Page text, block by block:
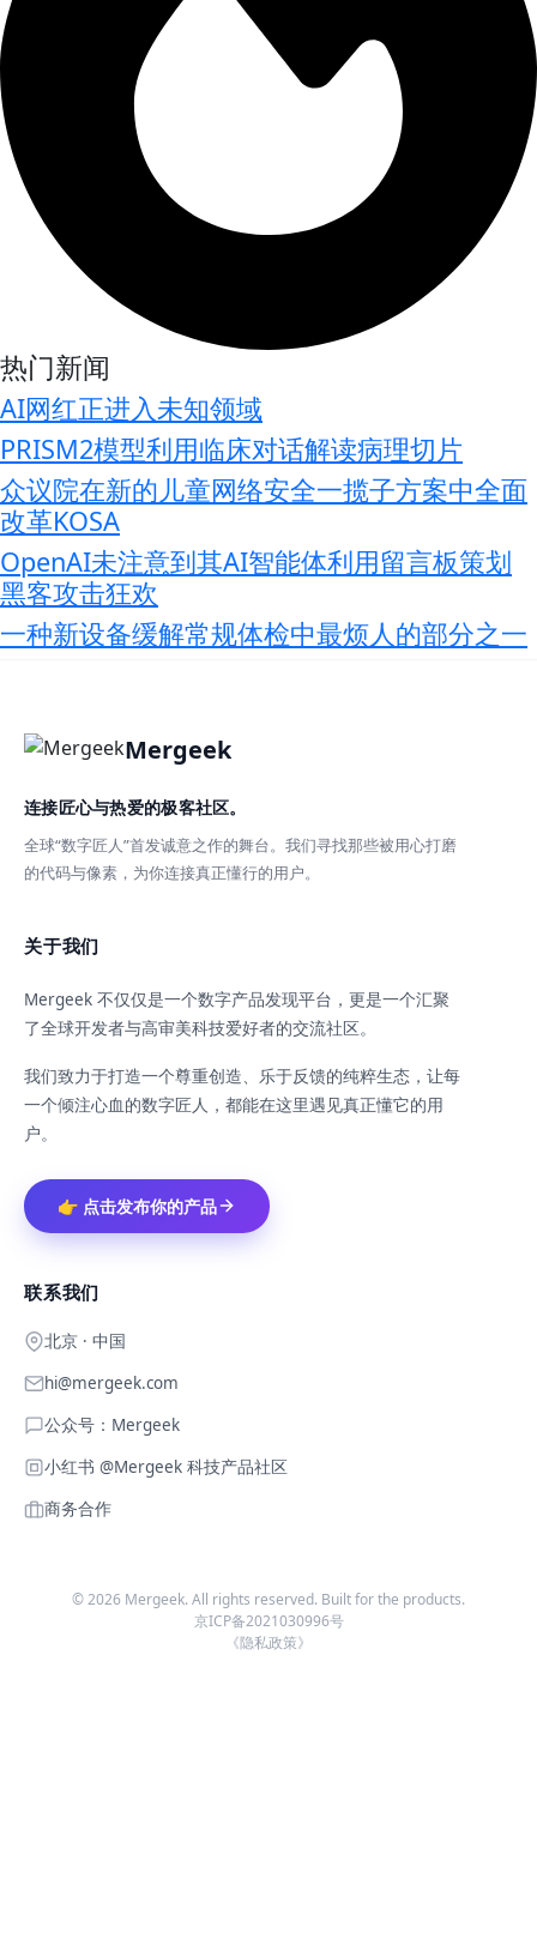
热门新闻
AI网红正进入未知领域
PRISM2模型利用临床对话解读病理切片
众议院在新的儿童网络安全一揽子方案中全面
改革KOSA
OpenAI未注意到其AI智能体利用留言板策划
黑客攻击狂欢
一种新设备缓解常规体检中最烦人的部分之一
Mergeek
连接匠心与热爱的极客社区。
全球“数字匠人”首发诚意之作的舞台。我们寻找那些被用心打磨
的代码与像素，为你连接真正懂行的用户。
关于我们
Mergeek 不仅仅是一个数字产品发现平台，更是一个汇聚
了全球开发者与高审美科技爱好者的交流社区。
我们致力于打造一个尊重创造、乐于反馈的纯粹生态，让每
一个倾注心血的数字匠人，都能在这里遇见真正懂它的用
户。
👉 点击发布你的产品
联系我们
北京 · 中国
hi@mergeek.com
公众号：Mergeek
小红书 @Mergeek 科技产品社区
商务合作
©2026 Mergeek. All rights reserved. Built for the products.
京ICP备2021030996号
《隐私政策》